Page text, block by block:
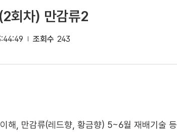
회차) 만감류2
조회수 243
해, 만감류(레드향, 황금향) 5~6월 재배기술 등